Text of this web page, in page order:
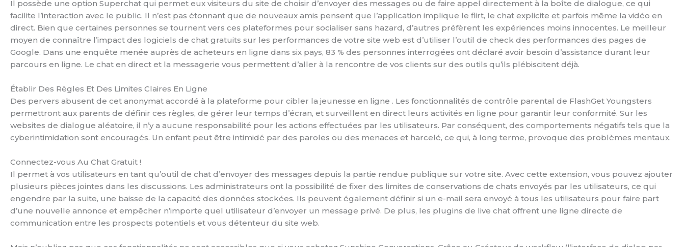
Il possède une option Superchat qui permet eux visiteurs du site de choisir d’envoyer des messages ou de faire appel directement à la boîte de dialogue, ce qui
facilite l’interaction avec le public. Il n’est pas étonnant que de nouveaux amis pensent que l’application implique le flirt, le chat explicite et parfois même la vidéo en
direct. Bien que certaines personnes se tournent vers ces plateformes pour socialiser sans hazard, d’autres préfèrent les expériences moins innocentes. Le meilleur
moyen de connaître l’impact des logiciels de chat gratuits sur les performances de votre site web est d’utiliser l’outil de check des performances des pages de
Google. Dans une enquête menée auprès de acheteurs en ligne dans six pays, 83 % des personnes interrogées ont déclaré avoir besoin d’assistance durant leur
parcours en ligne. Le chat en direct et la messagerie vous permettent d’aller à la rencontre de vos clients sur des outils qu’ils plébiscitent déjà.
Établir Des Règles Et Des Limites Claires En Ligne
Des pervers abusent de cet anonymat accordé à la plateforme pour cibler la jeunesse en ligne . Les fonctionnalités de contrôle parental de FlashGet Youngsters
permettront aux parents de définir ces règles, de gérer leur temps d’écran, et surveillent en direct leurs activités en ligne pour garantir leur conformité. Sur les
websites de dialogue aléatoire, il n’y a aucune responsabilité pour les actions effectuées par les utilisateurs. Par conséquent, des comportements négatifs tels que la
cyberintimidation sont encouragés. Un enfant peut être intimidé par des paroles ou des menaces et harcelé, ce qui, à long terme, provoque des problèmes mentaux.
Connectez-vous Au Chat Gratuit !
Il permet à vos utilisateurs en tant qu’outil de chat d’envoyer des messages depuis la partie rendue publique sur votre site. Avec cette extension, vous pouvez ajouter
plusieurs pièces jointes dans les discussions. Les administrateurs ont la possibilité de fixer des limites de conservations de chats envoyés par les utilisateurs, ce qui
engendre par la suite, une baisse de la capacité des données stockées. Ils peuvent également définir si un e-mail sera envoyé à tous les utilisateurs pour faire part
d’une nouvelle annonce et empêcher n’importe quel utilisateur d’envoyer un message privé. De plus, les plugins de live chat offrent une ligne directe de
communication entre les prospects potentiels et vous détenteur du site web.